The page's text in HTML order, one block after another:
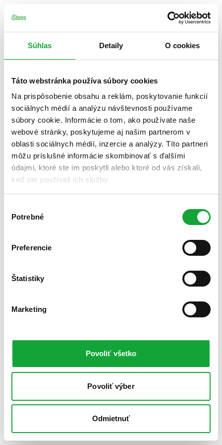
Súhlas Detaily O cookies
Táto webstránka používa súbory cookies
Na prispôsobenie obsahu a reklám, poskytovanie funkcií
sociálnych médií a analýzu návštevnosti používame
súbory cookie. Informácie o tom, ako používate naše
webové stránky, poskytujeme aj našim partnerom v
oblasti sociálnych médií, inzercie a analýzy. Títo partneri
môžu príslušné informácie skombinovať s ďalšími
údajmi, ktoré ste im poskytli alebo ktoré od vás získali,
keď ste používali ich služby.
súhlasu
Potrebné
Preferencie
Štatistiky
Marketing
Povoliť všetko
Povoliť výber
Odmietnuť